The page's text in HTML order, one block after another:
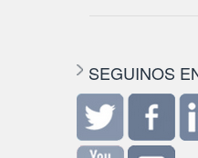
SEGUINOS